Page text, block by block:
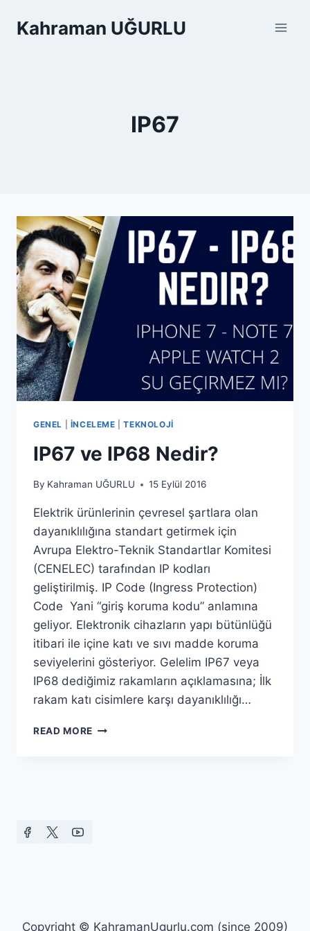
Kahraman UĞURLU
IP67
GENEL İNCELEME |TEKNOLOJI
IP67 ve IP68 Nedir?
By Kahraman UĞURLU 15 Eylül 2016
Elektrik ürünlerinin çevresel şartlara olan
dayanıklılığına standart getirmek için
Avrupa Elektro-Teknik Standartlar Komitesi
(CENELEC) tarafından IP kodları
geliştirilmiş. IP Code (Ingress Protection)
Code Yani “giriş koruma kodu” anlamına
geliyor. Elektronik cihazların yapı bütünlüğü
itibari ile içine katı ve sıvı madde koruma
seviyelerini gösteriyor. Gelelim IP67 veya
IP68 dediğimiz rakamların açıklamasına; İlk
rakam katı cisimlere karşı dayanıklılığı…
READ MORE IP67
Copyright © KahramanUgurlu.com (since 2009)